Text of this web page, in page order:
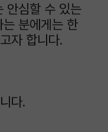
안심할 수 있는
분에게는 한
자 합니다.
다.